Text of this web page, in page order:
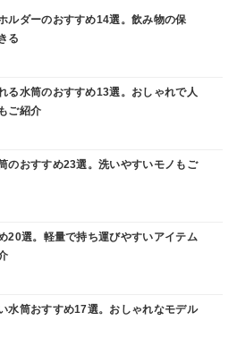
ルダーのおすすめ14選。飲み物の保
る
る水筒のおすすめ13選。おしゃれで人
ご紹介
のおすすめ23選。洗いやすいモノもご
20選。軽量で持ち運びやすいアイテム
水筒おすすめ17選。おしゃれなモデル